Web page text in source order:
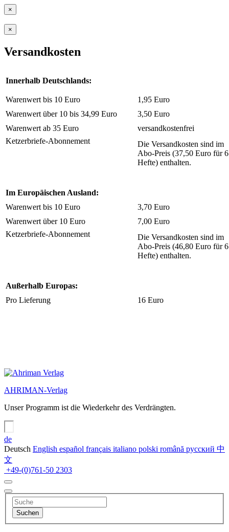
×
×
Versandkosten
Innerhalb Deutschlands:
Warenwert bis 10 Euro
1,95 Euro
Warenwert über 10 bis 34,99 Euro
3,50 Euro
Warenwert ab 35 Euro
versandkostenfrei
Ketzerbriefe-Abonnement
Die Versandkosten sind im
Abo-Preis (37,50 Euro für 6
Hefte) enthalten.
Im Europäischen Ausland:
Warenwert bis 10 Euro
3,70 Euro
Warenwert über 10 Euro
7,00 Euro
Ketzerbriefe-Abonnement
Die Versandkosten sind im
Abo-Preis (46,80 Euro für 6
Hefte) enthalten.
Außerhalb Europas:
Pro Lieferung
16 Euro
AHRIMAN-Verlag
Unser Programm ist die Wiederkehr des Verdrängten.
de
Deutsch English español français italiano polski română русский 中
文
+49-(0)761-50 2303